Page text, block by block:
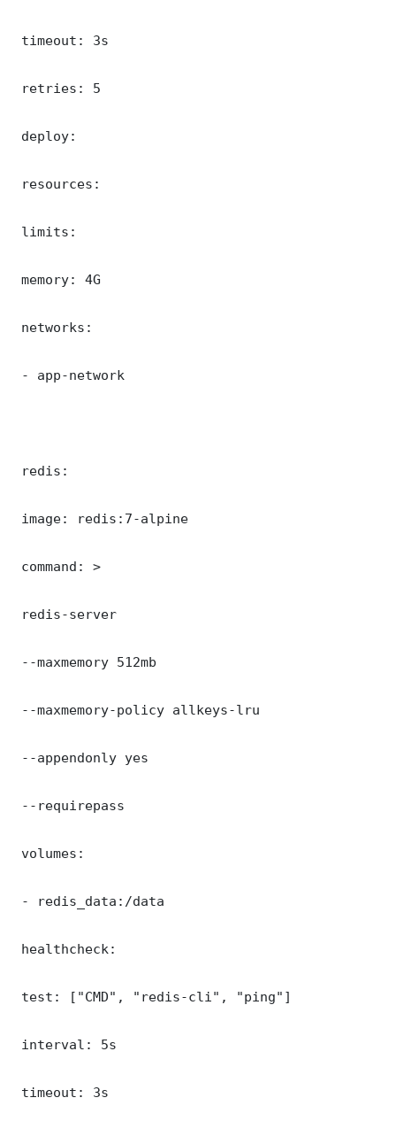
timeout: 3s
retries: 5
deploy:
resources:
limits:
memory: 4G
networks:
- app-network
redis:
image: redis:7-alpine
command: >
redis-server
--maxmemory 512mb
--maxmemory-policy allkeys-lru
--appendonly yes
--requirepass
volumes:
- redis_data:/data
healthcheck:
test: ["CMD", "redis-cli", "ping"]
interval: 5s
timeout: 3s